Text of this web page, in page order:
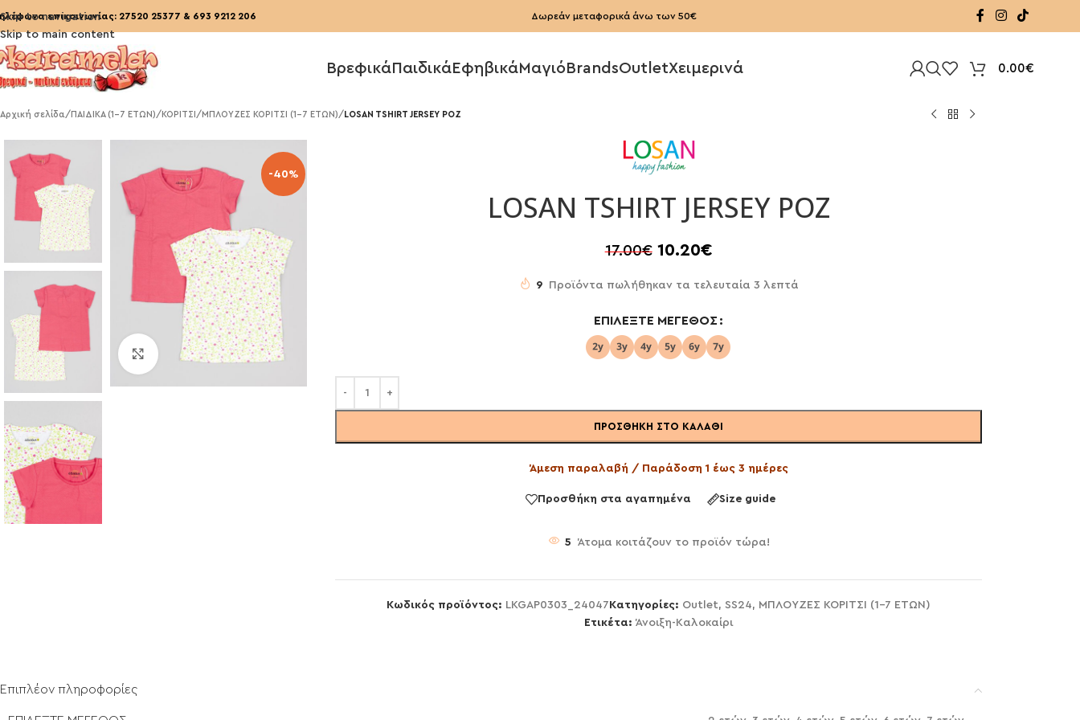
Skip to navigation
Skip to main content
επικοινωνίας: 27520 25377 & 693 9212 206 Δωρεάν μεταφορικά άνω των 50€
Βρεφικά Παιδικά ΕφηβικάΜαγιό BrandsOutletΧειμερινά 0.00€
Αρχική σελίδα/ ΠΑΙΔΙΚΑ (1-7 ΕΤΩΝ)/ ΚΟΡΙΤΣΙ /ΜΠΛΟΥΖΕΣ ΚΟΡΙΤΣΙ (1-7 ΕΤΩΝ)/ LOSAN TSHIRT JERSEY ΡΟΖ
-40%
Click to enlarge
LOSAN TSHIRT JERSEY ΡΟΖ
17.00€ 10.20€
9 Προϊόντα πωλήθηκαν τα τελευταία 3 λεπτά
ΕΠΙΛΈΞΤΕ ΜΈΓΕΘΟΣ
ΠΡΟΣΘΉΚΗ ΣΤΟ ΚΑΛΆΘΙ
Άμεση παραλαβή / Παράδοση 1 έως 3 ημέρες
Προσθήκη στα αγαπημένα Size guide
5 Άτομα κοιτάζουν το προϊόν τώρα!
Κωδικός προϊόντος: LKGAP0303_24047Κατηγορίες: Outlet, SS24, ΜΠΛΟΥΖΕΣ ΚΟΡΙΤΣΙ (1-7 ΕΤΩΝ)
Ετικέτα: Άνοιξη-Καλοκαίρι
Επιπλέον πληροφορίες